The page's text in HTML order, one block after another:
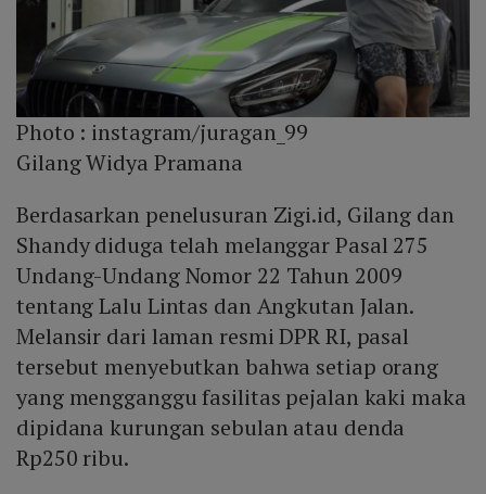
Photo : instagram/juragan_99
Gilang Widya Pramana
Berdasarkan penelusuran Zigi.id, Gilang dan
Shandy diduga telah melanggar Pasal 275
Undang-Undang Nomor 22 Tahun 2009
tentang Lalu Lintas dan Angkutan Jalan.
Melansir dari laman resmi DPR RI, pasal
tersebut menyebutkan bahwa setiap orang
yang mengganggu fasilitas pejalan kaki maka
dipidana kurungan sebulan atau denda
Rp250 ribu.